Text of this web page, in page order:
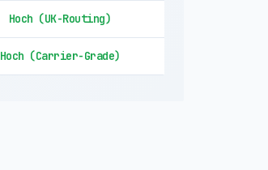
Hoch (UK-Routing)
Hoch (Carrier-Grade)